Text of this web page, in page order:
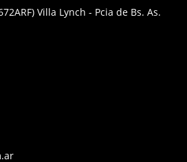
Villa Lynch - Pcia de Bs. As.
Opens